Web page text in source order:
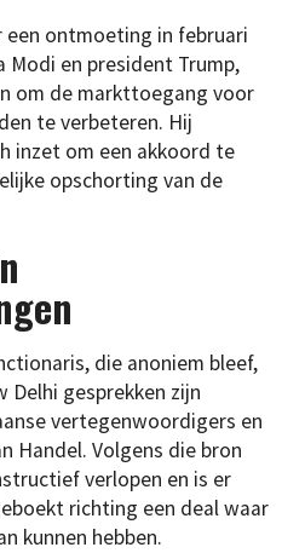
een ontmoeting in februari
Modi en president Trump,
om de markttoegang voor
te verbeteren. Hij
inzet om een akkoord te
opschorting van de
die anoniem bleef,
Delhi gesprekken zijn
vertegenwoordigers en
Handel. Volgens die bron
verlopen en is er
richting een deal waar
kunnen hebben.